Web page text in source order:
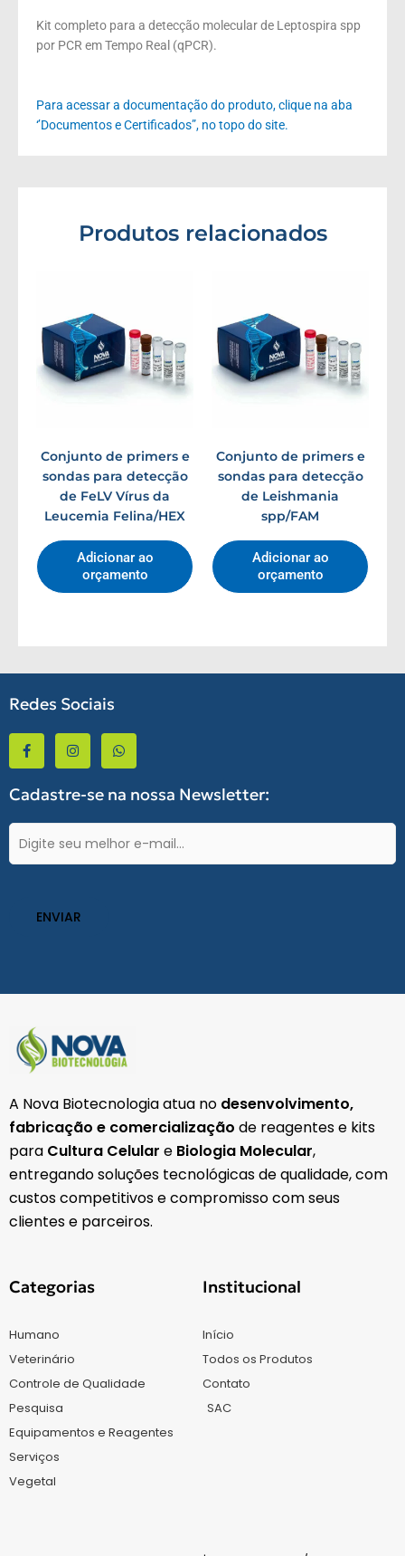
Kit completo para a detecção molecular de Leptospira spp
por PCR em Tempo Real (qPCR).
Para acessar a documentação do produto, clique na aba
‘’Documentos e Certificados”, no topo do site.
Produtos relacionados
Conjunto de primers e
sondas para detecção
de FeLV Vírus da
Leucemia Felina/HEX
Adicionar ao
orçamento
Conjunto de primers e
sondas para detecção
de Leishmania
spp/FAM
Adicionar ao
orçamento
Redes Sociais
F
a
c
e
o
k
-
f
I
n
s
t
g
a
m
W
h
a
t
a
p
Cadastre-se na nossa Newsletter:
E-
mail
A Nova Biotecnologia atua no desenvolvimento,
fabricação e comercialização de reagentes e kits
para Cultura Celular e Biologia Molecular,
entregando soluções tecnológicas de qualidade, com
custos competitivos e compromisso com seus
clientes e parceiros.
Categorias
Humano
Veterinário
Controle de Qualidade
Pesquisa
Equipamentos e Reagentes
Serviços
Vegetal
Institucional
Início
Todos os Produtos
Contato
SAC